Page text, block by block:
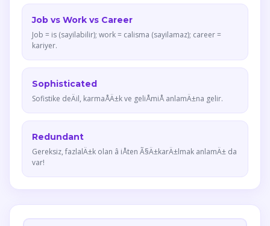
Job vs Work vs Career
Job = is (sayilabilir); work = calisma (sayilamaz); career =
kariyer.
Sophisticated
Sofistike deÄil, karmaÅÄ±k ve geliÅmiÅ anlamÄ±na gelir.
Redundant
Gereksiz, fazlalÄ±k olan â iÅten Ã§Ä±karÄ±lmak anlamÄ± da
var!